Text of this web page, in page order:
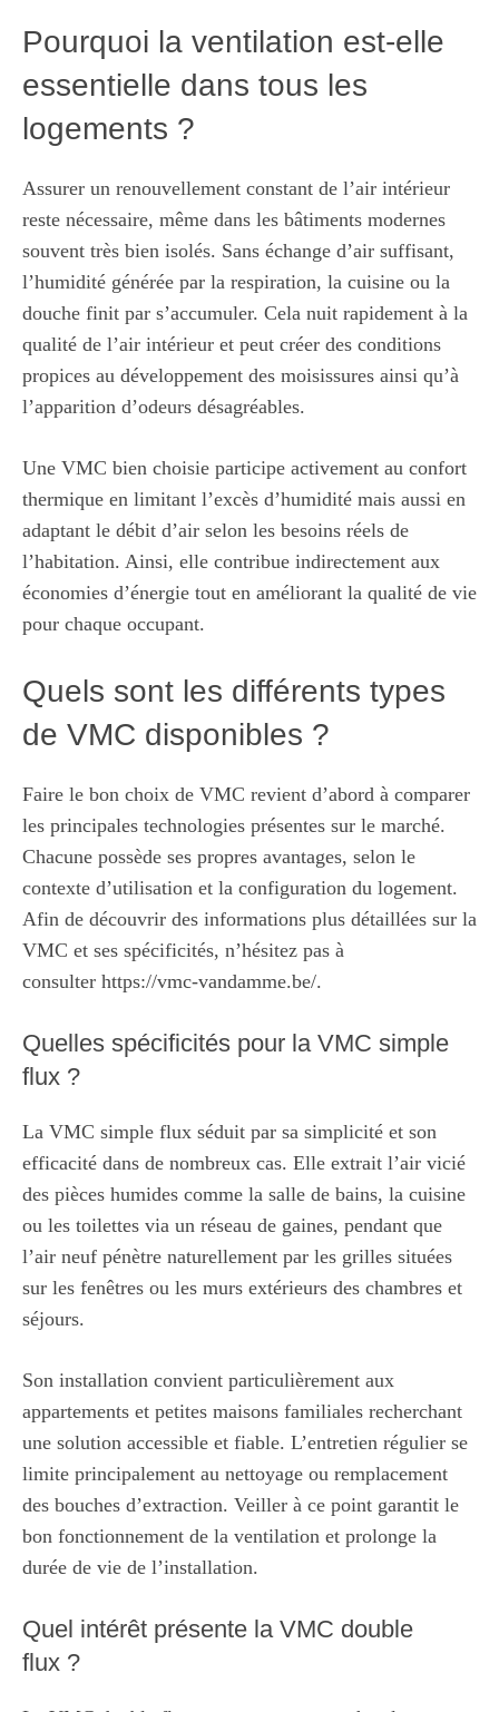
Pourquoi la ventilation est-elle
essentielle dans tous les
logements ?
Assurer un renouvellement constant de l’air intérieur
reste nécessaire, même dans les bâtiments modernes
souvent très bien isolés. Sans échange d’air suffisant,
l’humidité générée par la respiration, la cuisine ou la
douche finit par s’accumuler. Cela nuit rapidement à la
qualité de l’air intérieur et peut créer des conditions
propices au développement des moisissures ainsi qu’à
l’apparition d’odeurs désagréables.
Une VMC bien choisie participe activement au confort
thermique en limitant l’excès d’humidité mais aussi en
adaptant le débit d’air selon les besoins réels de
l’habitation. Ainsi, elle contribue indirectement aux
économies d’énergie tout en améliorant la qualité de vie
pour chaque occupant.
Quels sont les différents types
de VMC disponibles ?
Faire le bon choix de VMC revient d’abord à comparer
les principales technologies présentes sur le marché.
Chacune possède ses propres avantages, selon le
contexte d’utilisation et la configuration du logement.
Afin de découvrir des informations plus détaillées sur la
VMC et ses spécificités, n’hésitez pas à
consulter https://vmc-vandamme.be/.
Quelles spécificités pour la VMC simple
flux ?
La VMC simple flux séduit par sa simplicité et son
efficacité dans de nombreux cas. Elle extrait l’air vicié
des pièces humides comme la salle de bains, la cuisine
ou les toilettes via un réseau de gaines, pendant que
l’air neuf pénètre naturellement par les grilles situées
sur les fenêtres ou les murs extérieurs des chambres et
séjours.
Son installation convient particulièrement aux
appartements et petites maisons familiales recherchant
une solution accessible et fiable. L’entretien régulier se
limite principalement au nettoyage ou remplacement
des bouches d’extraction. Veiller à ce point garantit le
bon fonctionnement de la ventilation et prolonge la
durée de vie de l’installation.
Quel intérêt présente la VMC double
flux ?